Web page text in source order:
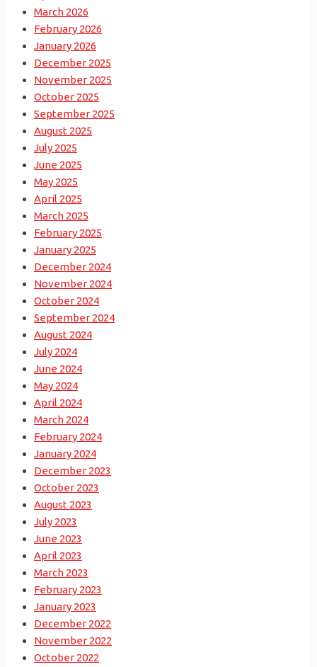
March 2026
February 2026
January 2026
December 2025
November 2025
October 2025
September 2025
August 2025
July 2025
June 2025
May 2025
April 2025
March 2025
February 2025
January 2025
December 2024
November 2024
October 2024
September 2024
August 2024
July 2024
June 2024
May 2024
April 2024
March 2024
February 2024
January 2024
December 2023
October 2023
August 2023
July 2023
June 2023
April 2023
March 2023
February 2023
January 2023
December 2022
November 2022
October 2022